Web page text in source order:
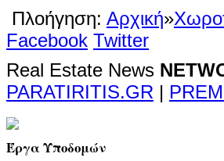
Πλοήγηση: Αρχική»
Facebook Twitter
Real Estate News
PARATIRITIS.GR |
Έργα Υποδομών